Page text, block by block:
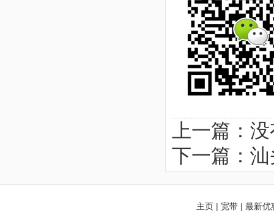
上一篇：
下一篇： 汕
主页 | 宽带 | 最新优